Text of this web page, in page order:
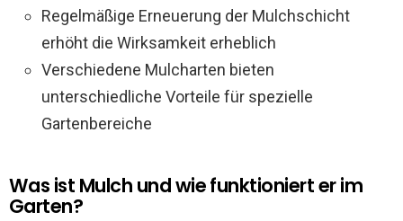
Regelmäßige Erneuerung der Mulchschicht
erhöht die Wirksamkeit erheblich
Verschiedene Mulcharten bieten
unterschiedliche Vorteile für spezielle
Gartenbereiche
Was ist Mulch und wie funktioniert er im
Garten?